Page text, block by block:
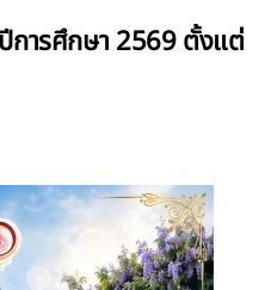
การศึกษา 2569 ตั้งแต่